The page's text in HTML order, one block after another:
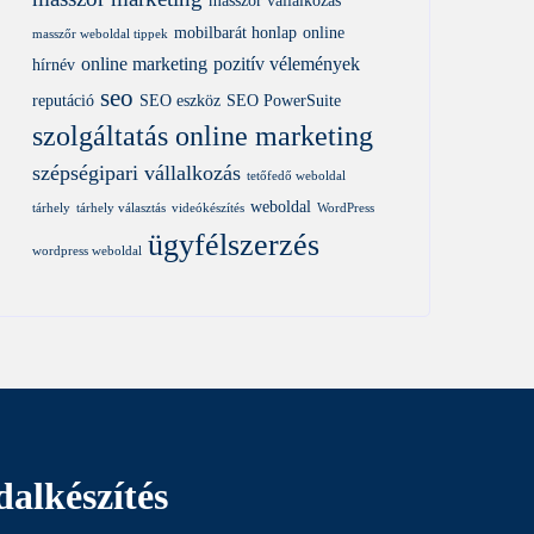
masszőr weboldal tippek mobilbarát honlap online
hírnév online marketing pozitív vélemények
reputáció seo SEO eszköz SEO PowerSuite
szolgáltatás online marketing
szépségipari vállalkozás tetőfedő weboldal
tárhely tárhely választás videókészítés weboldal WordPress
wordpress weboldal ügyfélszerzés